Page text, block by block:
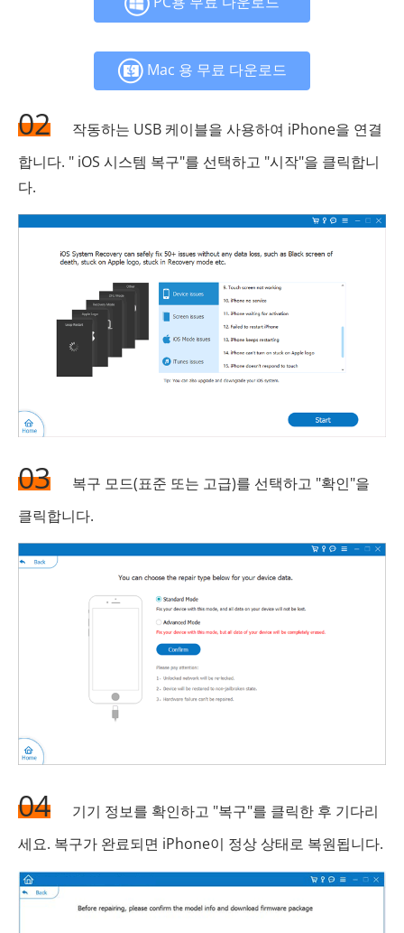
Mac 용 무료 다운로드
02
작동하는 USB 케이블을 사용하여 iPhone을 연결
합니다. " iOS 시스템 복구"를 선택하고 "시작"을 클릭합니
다.
03
복구 모드(표준 또는 고급)를 선택하고 "확인"을
클릭합니다.
04
기기 정보를 확인하고 "복구"를 클릭한 후 기다리
세요. 복구가 완료되면 iPhone이 정상 상태로 복원됩니다.